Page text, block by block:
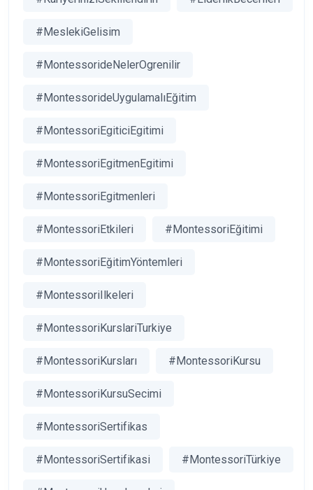
#MeslekiGelisim
#MontessorideNelerOgrenilir
#MontessorideUygulamalıEğitim
#MontessoriEgiticiEgitimi
#MontessoriEgitmenEgitimi
#MontessoriEgitmenleri
#MontessoriEtkileri #MontessoriEğitimi
#MontessoriEğitimYöntemleri
#MontessoriIlkeleri
#MontessoriKurslariTurkiye
#MontessoriKursları #MontessoriKursu
#MontessoriKursuSecimi
#MontessoriSertifikas
#MontessoriSertifikasi #MontessoriTürkiye